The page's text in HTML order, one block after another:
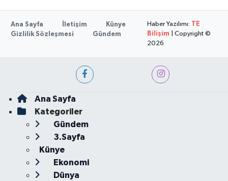
Ana Sayfa İletişim
Künye
Gizlilik Sözleşmesi
Gündem
Haber Yazılımı: TE
Bilişim | Copyright ©
2026
Ana Sayfa
Kategoriler
Gündem
3.Sayfa
Künye
Ekonomi
Dünya